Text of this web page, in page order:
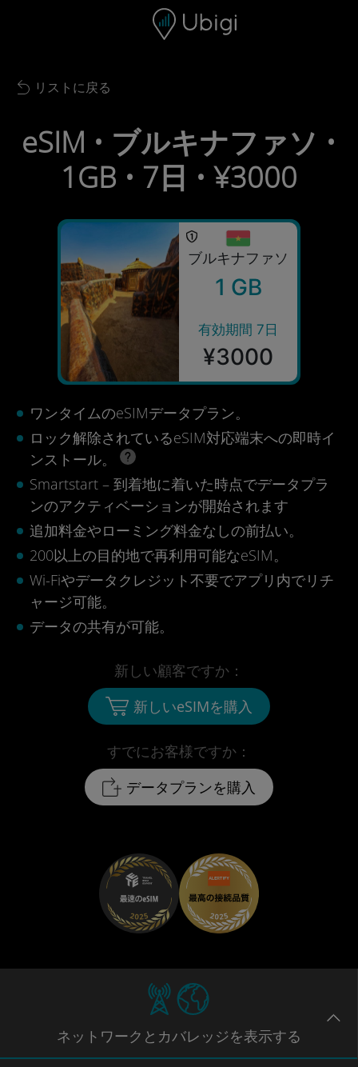
ナビゲーションバー フッター
Back to list
リストに戻る
eSIM • ブルキナファソ •
1GB • 7日 • ¥3000
ブルキナファソ
1 GB
有効期間 7日
¥3000
ワンタイムのeSIMデータプラン。
ロック解除されているeSIM対応端末への即時イ
ンストール。
Smartstart – 到着地に着いた時点でデータプラ
ンのアクティベーションが開始されます
追加料金やローミング料金なしの前払い。
200以上の目的地で再利用可能なeSIM。
Wi-Fiやデータクレジット不要でアプリ内でリチ
ャージ可能。
データの共有が可能。
すでにお客様ですか：
データプランを購入
新しい顧客ですか：
新しいeSIMを購入
ネットワークとカバレッジを表示する